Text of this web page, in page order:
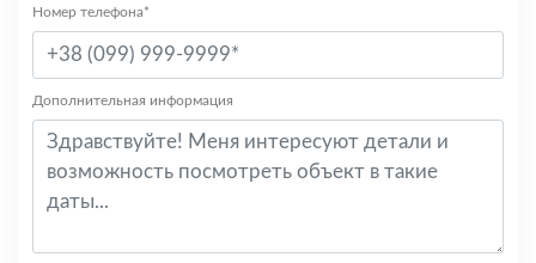
Номер телефона*
Дополнительная информация